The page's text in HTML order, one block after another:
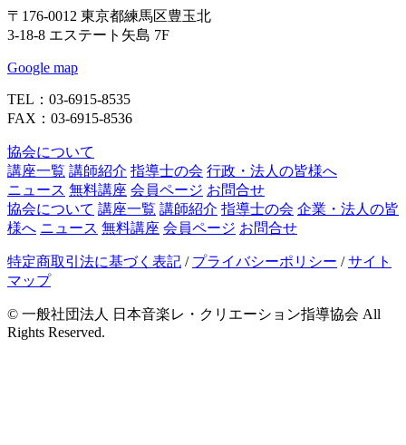
〒176-0012 東京都練馬区豊玉北
3-18-8 エステート矢島 7F
Google map
TEL：03-6915-8535
FAX：03-6915-8536
協会について
講座一覧 講師紹介 指導士の会 行政・法人の皆様へ
ニュース 無料講座 会員ページ お問合せ
協会について 講座一覧 講師紹介 指導士の会 企業・法人の皆
様へ ニュース 無料講座 会員ページ お問合せ
特定商取引法に基づく表記 / プライバシーポリシー /サイト
マップ
© 一般社団法人 日本音楽レ・クリエーション指導協会 All
Rights Reserved.